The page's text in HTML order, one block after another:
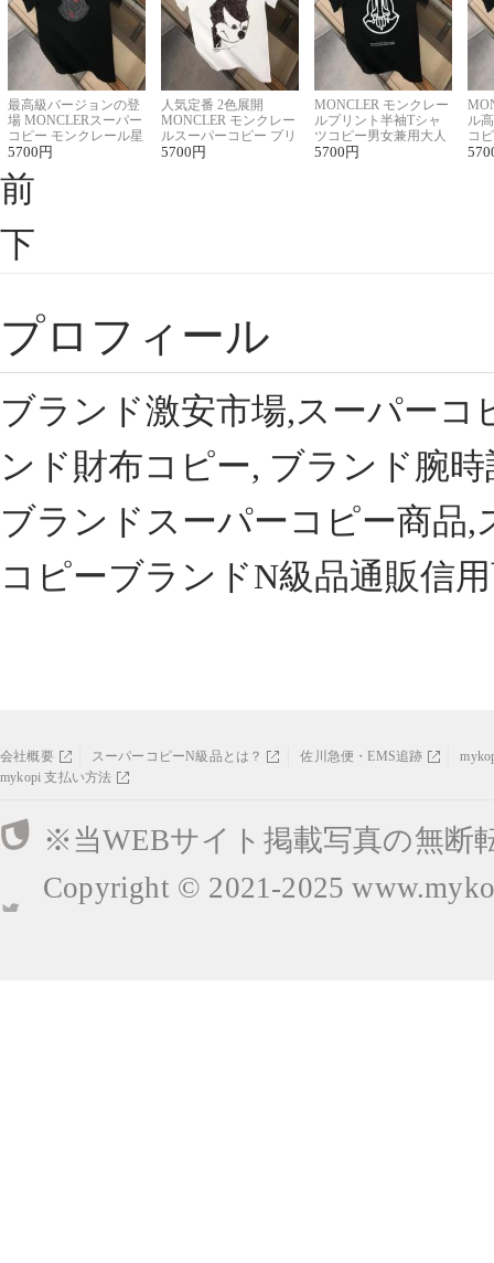
最高級バージョンの登
場 MONCLERスーパー
コピー モンクレール星
座半袖Tシャツ
5700 円
人気定番 2色展開
MONCLER モンクレー
ルスーパーコピー プリ
ント半袖Tシャツ
5700 円
MONCLER モンクレー
ルプリント半袖Tシャ
ツコピー男女兼用大人
可愛い春夏コーデ
5700 円
ル
コ
ィ
前
下
プロフィール
ブランド激安市場,スーパー
ンド財布コピー, ブランド腕
ブランドスーパーコピー商品
コピーブランドN級品通販信
会社概要 スーパーコピーN級品とは？ 佐川急便・EMS追跡
mykopi 支払い方法
※当WEBサイト掲載写真の無断
Copyright © 2021-2025